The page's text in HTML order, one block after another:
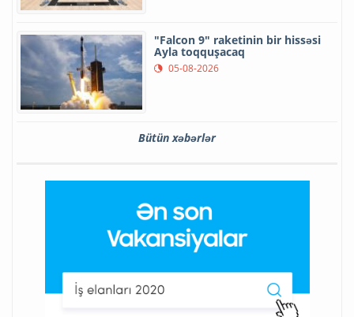
"Falcon 9" raketinin bir hissəsi
Ayla toqquşacaq
05-08-2026
Bütün xəbərlər